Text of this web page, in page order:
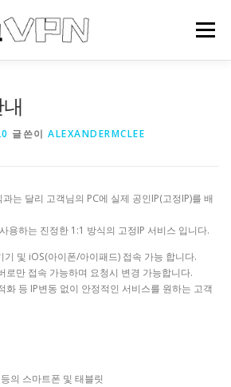
메뉴
글쓴이 ALEXANDERMCLEE
는 달리 고객님의 PC에 실제 공인IP(고정IP)를 배
용하는 진정한 1:1 방식의 고정IP 서비스 입니다.
및 iOS(아이폰/아이패드) 접속 가능 합니다.
로만 접속 가능하며 요청시 변경 가능합니다.
화 등 IP변동 없이 안정적인 서비스를 원하는 고객
의 스마트폰 및 태블릿